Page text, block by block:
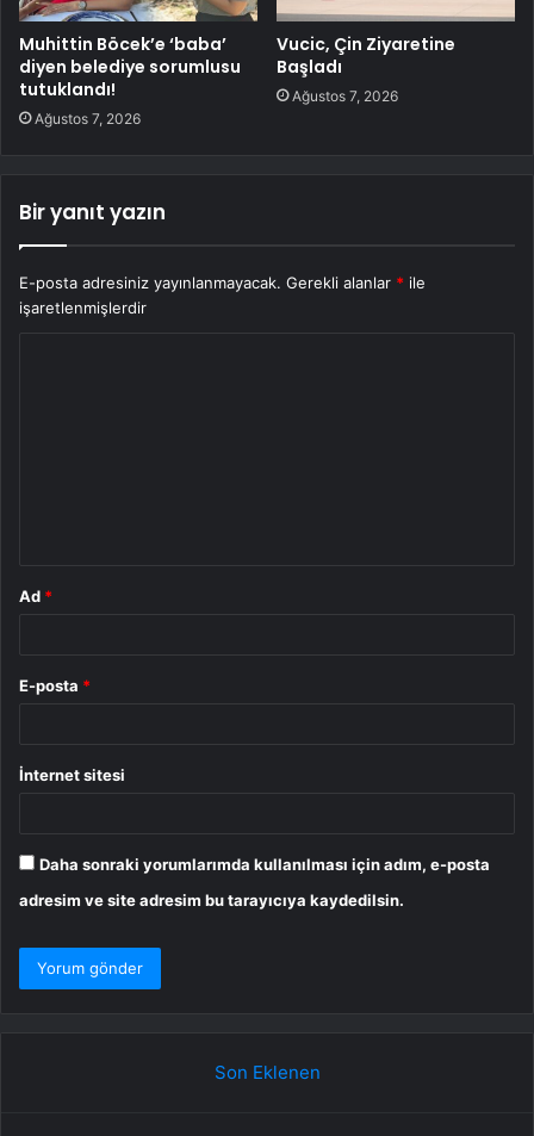
Muhittin Böcek’e ‘baba’
diyen belediye sorumlusu
tutuklandı!
Ağustos 7, 2026
Vucic, Çin Ziyaretine
Başladı
Ağustos 7, 2026
Bir yanıt yazın
E-posta adresiniz yayınlanmayacak. Gerekli alanlar * ile
işaretlenmişlerdir
Ad *
E-posta *
İnternet sitesi
Daha sonraki yorumlarımda kullanılması için adım, e-posta
adresim ve site adresim bu tarayıcıya kaydedilsin.
Son Eklenen